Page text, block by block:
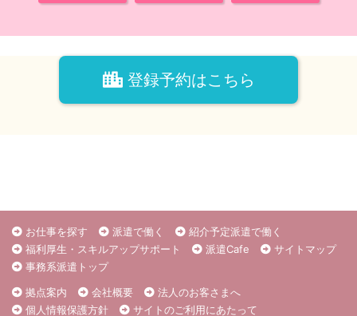
登録予約はこちら
お仕事を探す 派遣で働く
紹介予定派遣で働く
福利厚生・スキルアップサポート
派遣Cafe
サイトマップ
事務系派遣トップ
拠点案内
会社概要
法人のお客さまへ
個人情報保護方針
サイトのご利用にあたって